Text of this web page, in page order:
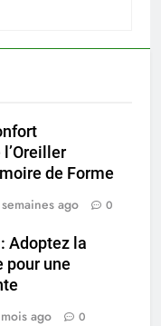
de Forme
ago 0
Adoptez la
pour une
ago 0